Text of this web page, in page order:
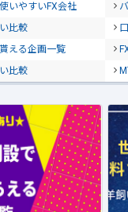
いやすいFX会社
比較
える企画一覧
比較